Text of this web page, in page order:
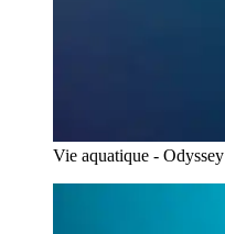
Vie aquatique - Odyssey